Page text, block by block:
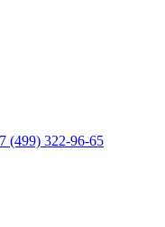
(499) 322-96-65